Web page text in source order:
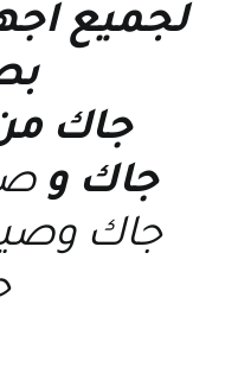
لجميع
جاك
جاك و
جاك و